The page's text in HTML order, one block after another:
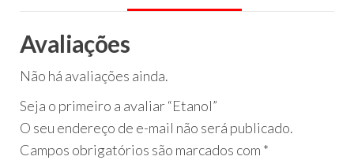
Avaliações
Não há avaliações ainda.
Seja o primeiro a avaliar “Etanol”
O seu endereço de e-mail não será publicado.
Campos obrigatórios são marcados com *